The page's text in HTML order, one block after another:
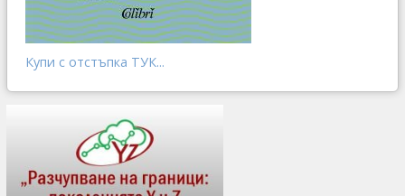
Купи с отстъпка ТУК...